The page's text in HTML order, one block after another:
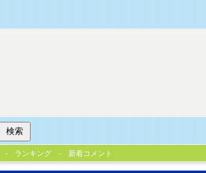
ランキング 新着コメント